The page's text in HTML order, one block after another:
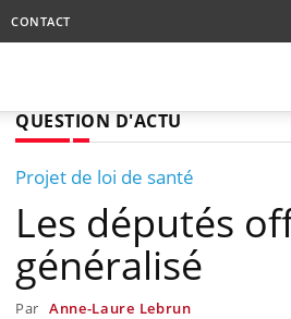
CONTACT
QUESTION D'ACTU
Projet de loi de santé
Les députés
généralisé
Par Anne-Laure Lebrun